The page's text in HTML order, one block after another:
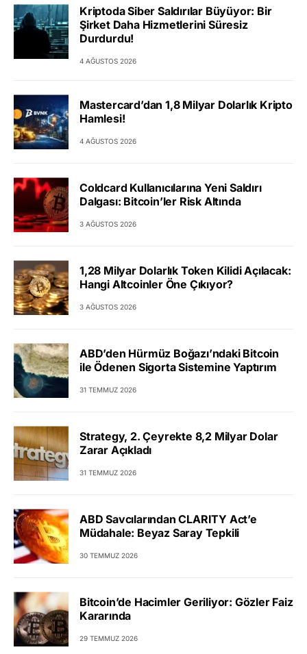
Kriptoda Siber Saldırılar Büyüyor: Bir
Şirket Daha Hizmetlerini Süresiz
Durdurdu!
4 AĞUSTOS 2026
Mastercard’dan 1,8 Milyar Dolarlık Kripto
Hamlesi!
4 AĞUSTOS 2026
Coldcard Kullanıcılarına Yeni Saldırı
Dalgası: Bitcoin’ler Risk Altında
3 AĞUSTOS 2026
1,28 Milyar Dolarlık Token Kilidi Açılacak:
Hangi Altcoinler Öne Çıkıyor?
3 AĞUSTOS 2026
ABD’den Hürmüz Boğazı’ndaki Bitcoin
ile Ödenen Sigorta Sistemine Yaptırım
31 TEMMUZ 2026
Strategy, 2. Çeyrekte 8,2 Milyar Dolar
Zarar Açıkladı
31 TEMMUZ 2026
ABD Savcılarından CLARITY Act’e
Müdahale: Beyaz Saray Tepkili
30 TEMMUZ 2026
Bitcoin’de Hacimler Geriliyor: Gözler Faiz
Kararında
29 TEMMUZ 2026